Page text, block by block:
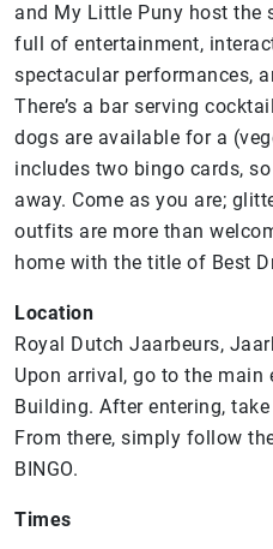
and My Little Puny host the
full of entertainment,
spectacular performances,
There’s a bar serving
dogs are available for a
includes two bingo cards,
away. Come as you are;
outfits are more than
home with the title of Best
Location
Royal Dutch Jaarbeurs,
Upon arrival, go to the main
Building. After entering,
From there, simply follow
BINGO.
Times